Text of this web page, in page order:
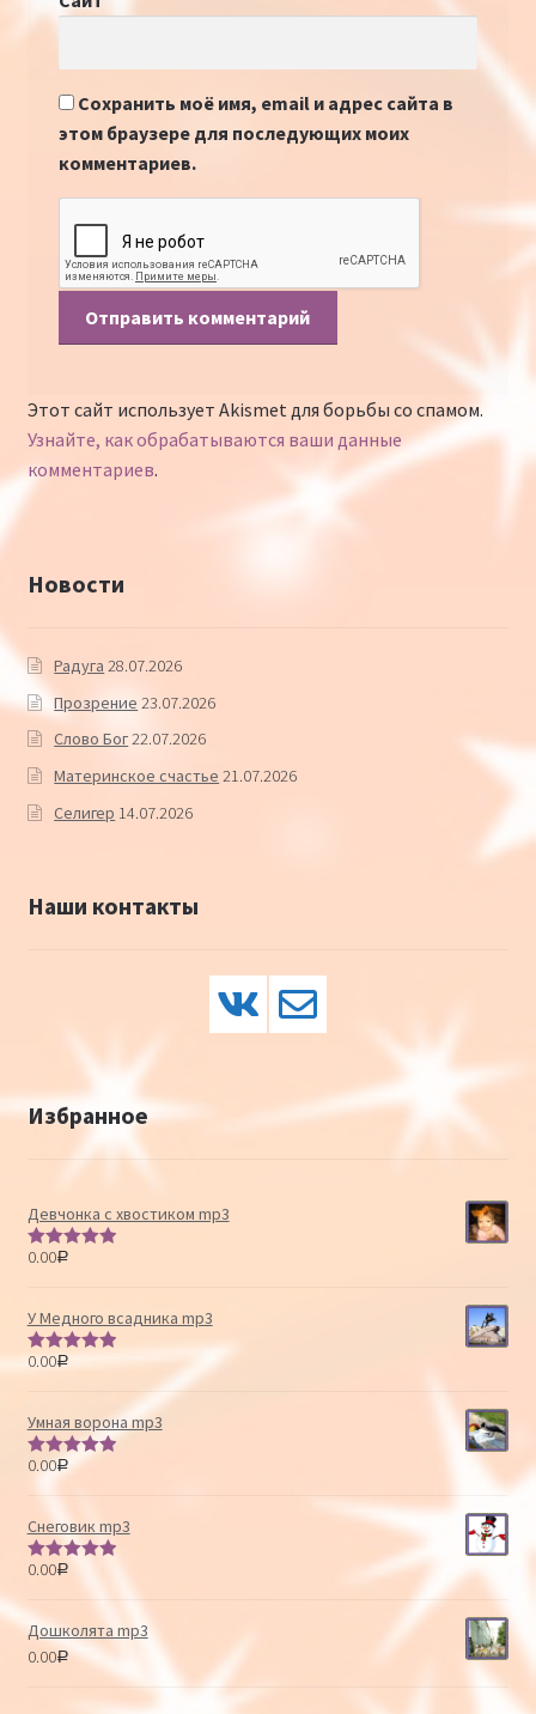
Сохранить моё имя, email и адрес сайта в
этом браузере для последующих моих
комментариев.
Этот сайт использует Akismet для борьбы со спамом.
Узнайте, как обрабатываются ваши данные
комментариев.
Новости
Радуга 28.07.2026
Прозрение 23.07.2026
Слово Бог22.07.2026
Материнское счастье 21.07.2026
Селигер 14.07.2026
Наши контакты
Избранное
Девчонка с хвостиком mp3
Оценка
0.00Р
У Медного всадника mp3
Оценка
0.00Р
Умная ворона mp3
Оценка
0.00Р
Снеговик mp3
Оценка
0.00Р
Дошколята mp3
0.00Р